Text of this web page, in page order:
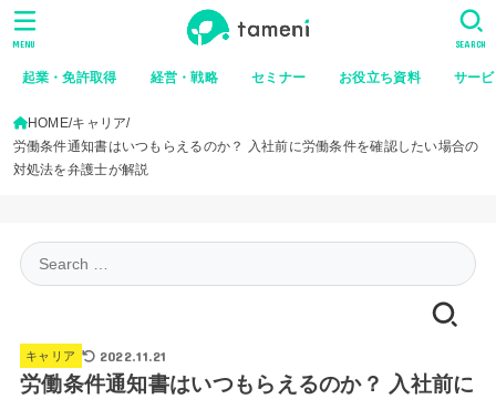
起業・免許取得 経営・戦略 セミナー お役立ち資料 サー
SEARCH
MENU
HOME キャリア
労働条件通知書はいつもらえるのか？ 入社前に労働条件を確認したい場合の
対処法を弁護士が解説
for:
キャリア 2022.11.21
労働条件通知書はいつもらえるのか？ 入社前に